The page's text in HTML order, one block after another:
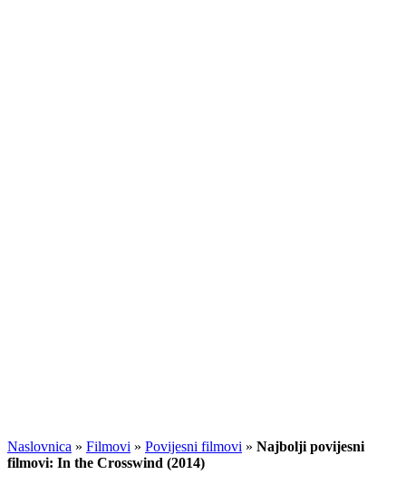
Naslovnica » Filmovi » Povijesni filmovi » Najbolji povijesni
filmovi: In the Crosswind (2014)